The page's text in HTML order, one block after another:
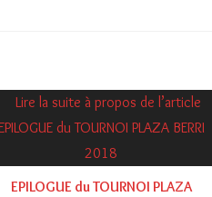
EPILOGUE du TOURNOI PLAZA